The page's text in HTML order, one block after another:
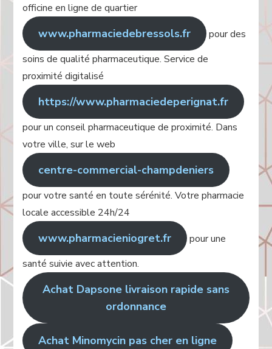
officine en ligne de quartier
www.pharmaciedebressols.fr
pour des
soins de qualité pharmaceutique. Service de
proximité digitalisé
https://www.pharmaciedeperignat.fr
pour un conseil pharmaceutique de proximité. Dans
votre ville, sur le web
centre-commercial-champdeniers
pour votre santé en toute sérénité. Votre pharmacie
locale accessible 24h/24
www.pharmacieniogret.fr
pour une
santé suivie avec attention.
Achat Dapsone livraison rapide sans
ordonnance
Achat Minomycin pas cher en ligne